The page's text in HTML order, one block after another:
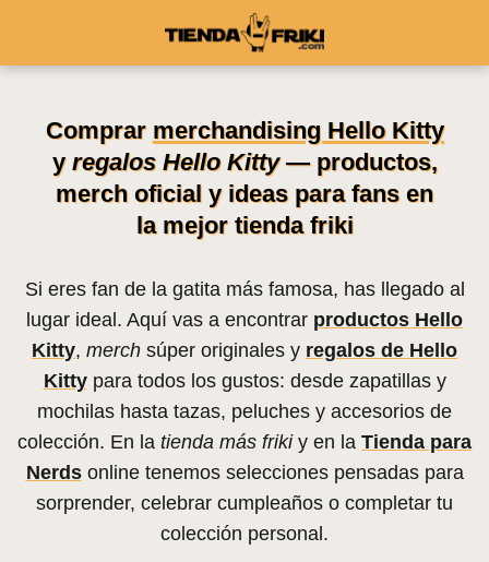
Comprar merchandising Hello Kitty
y regalos Hello Kitty— productos,
merch oficial y ideas para fans en
la mejor tienda friki
Si eres fan de la gatita más famosa, has llegado al
lugar ideal. Aquí vas a encontrar productos Hello
Kitty, merch súper originales y regalos de Hello
Kittypara todos los gustos: desde zapatillas y
mochilas hasta tazas, peluches y accesorios de
colección. En la tienda más frikiy en la Tienda para
Nerdsonline tenemos selecciones pensadas para
sorprender, celebrar cumpleaños o completar tu
colección personal.